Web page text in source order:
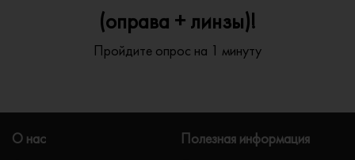
(оправа + линзы)!
Пройдите опрос на 1 минуту
О нас
Полезная информация